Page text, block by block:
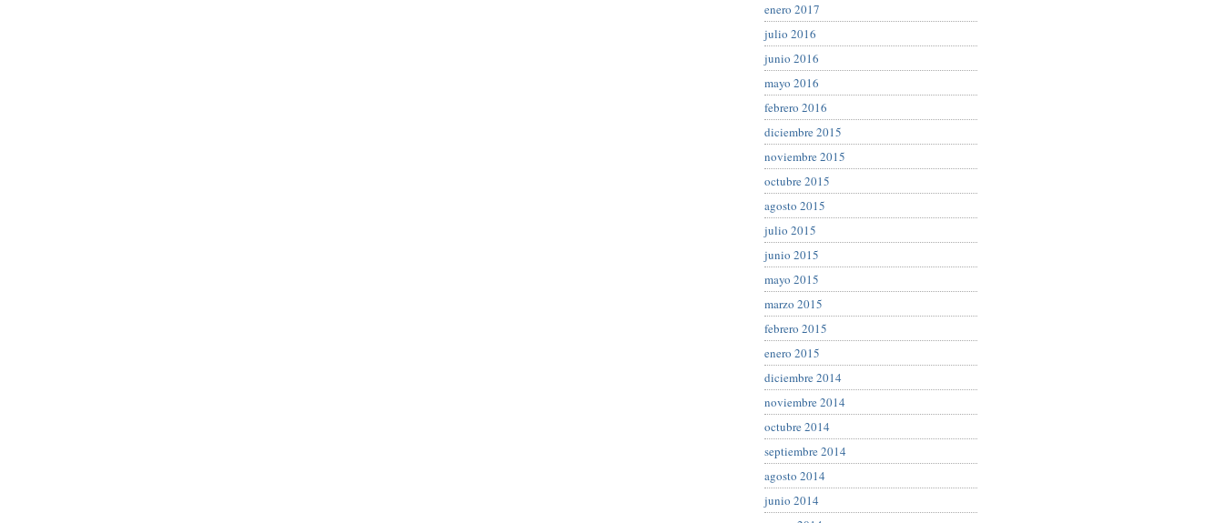
enero 2017
julio 2016
junio 2016
mayo 2016
febrero 2016
diciembre 2015
noviembre 2015
octubre 2015
agosto 2015
julio 2015
junio 2015
mayo 2015
marzo 2015
febrero 2015
enero 2015
diciembre 2014
noviembre 2014
octubre 2014
septiembre 2014
agosto 2014
junio 2014